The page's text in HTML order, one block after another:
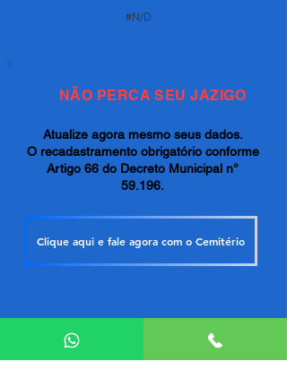
#N/D
NÃO PERCA SEU JAZIGO
Atualize agora mesmo seus dados.
O recadastramento obrigatório conforme
Artigo 66 do Decreto Municipal n°
59.196.
Clique aqui e fale agora com o Cemitério